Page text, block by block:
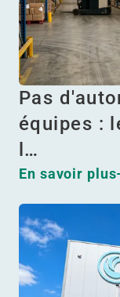
Pas
équipes :
l…
En savoir plus